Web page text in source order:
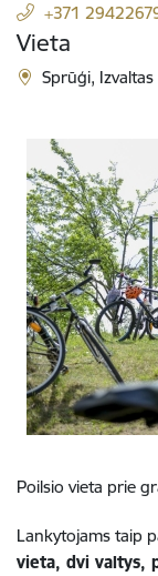
+371
Vieta
Sprūģi,
Poilsio vieta prie
Lankytojams taip
vieta, dvi valtys,